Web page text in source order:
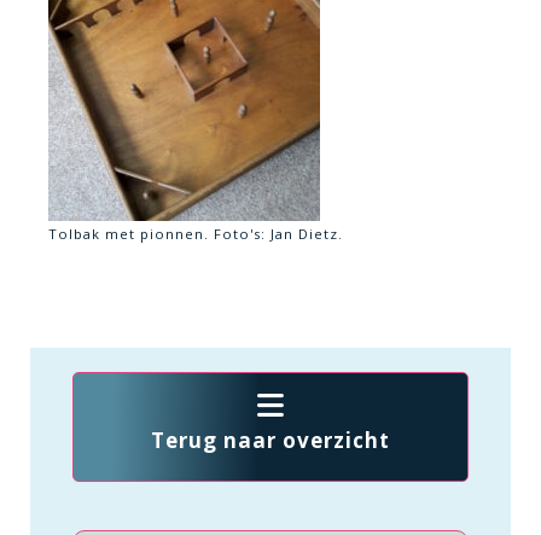
Tolbak met pionnen. Foto's: Jan Dietz.
Terug naar overzicht